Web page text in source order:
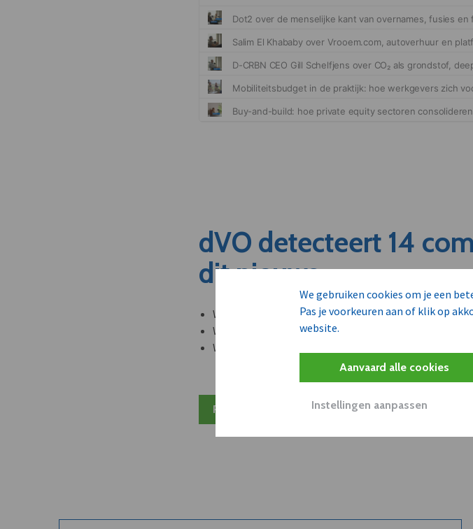
We gebruiken cookies om je een
Pas je voorkeuren aan of klik op
website.
Aanvaard alle cookies
Instellingen aanpassen
dVO detecteert 14
dit nieuws
Welke leveranciers kunnen aan dit bedrijf verkopen?
Welke bedrijven kunnen klant worden van deze
Welke partners en adviseurs worden mogelijk relevant?
Plan 20 min inzicht